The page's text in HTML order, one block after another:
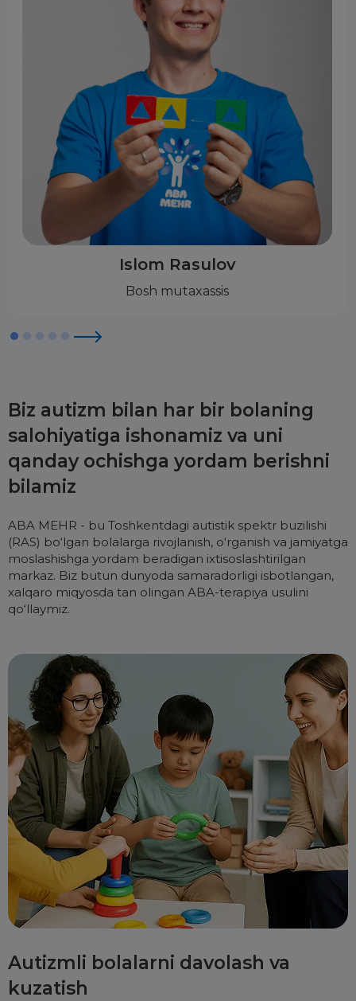
Islom Rasulov
Bosh mutaxassis
Biz autizm bilan har bir bolaning
salohiyatiga ishonamiz va uni
qanday ochishga yordam berishni
bilamiz
ABA MEHR - bu Toshkentdagi autistik spektr buzilishi
(RAS) bo‘lgan bolalarga rivojlanish, o‘rganish va jamiyatga
moslashishga yordam beradigan ixtisoslashtirilgan
markaz. Biz butun dunyoda samaradorligi isbotlangan,
xalqaro miqyosda tan olingan ABA-terapiya usulini
qo‘llaymiz.
Autizmli bolalarni davolash va
kuzatish